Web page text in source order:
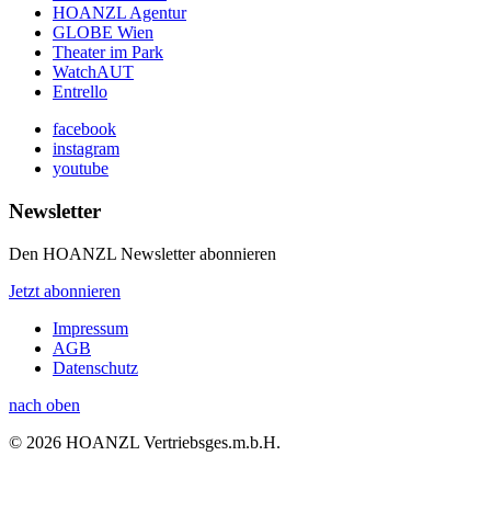
HOANZL Agentur
GLOBE Wien
Theater im Park
WatchAUT
Entrello
facebook
instagram
youtube
Newsletter
Den HOANZL Newsletter abonnieren
Jetzt abonnieren
Impressum
AGB
Datenschutz
nach oben
© 2026 HOANZL Vertriebsges.m.b.H.